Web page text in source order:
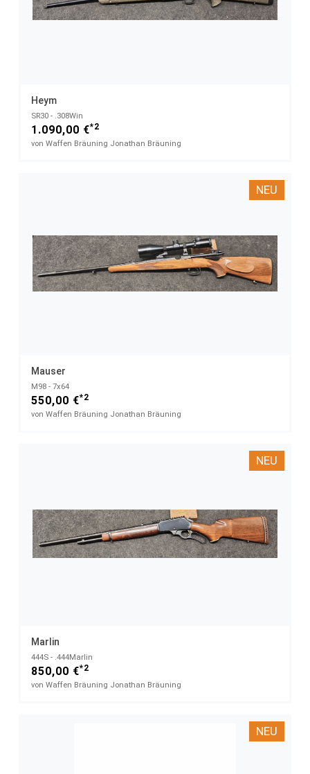
Heym
SR30 - .308Win
1.090,00 €*2
von Waffen Bräuning Jonathan Bräuning
NEU
Mauser
M98 - 7x64
550,00 €*2
von Waffen Bräuning Jonathan Bräuning
NEU
Marlin
444S - .444Marlin
850,00 €*2
von Waffen Bräuning Jonathan Bräuning
NEU